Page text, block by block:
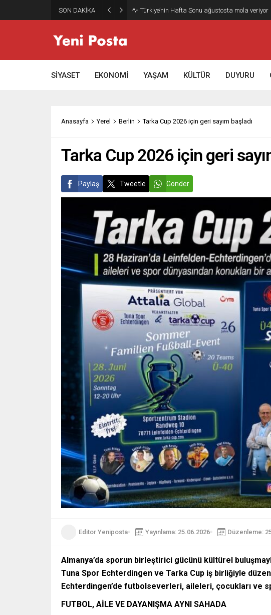
SON DAKİKA Gazze’nin geleceği: Teknokratik kontrol mü,
SİYASET EKONOMİ YAŞAM KÜLTÜR DUYURU
Anasayfa Yerel Berlin Tarka Cup 2026 için geri sayım başladı
Tarka Cup 2026 için geri
Paylaş Tweetle Gönder
Editor Yeniposta Yayınlama: 25.06.2026 Düzenleme:
Almanya’da sporun birleştirici gücünü kültürel
Tuna Spor Echterdingen ve Tarka Cup iş birliğiyle
Echterdingen’de futbolseverleri, aileleri, çocukları ve
FUTBOL, AİLE VE DAYANIŞMA AYNI SAHADA